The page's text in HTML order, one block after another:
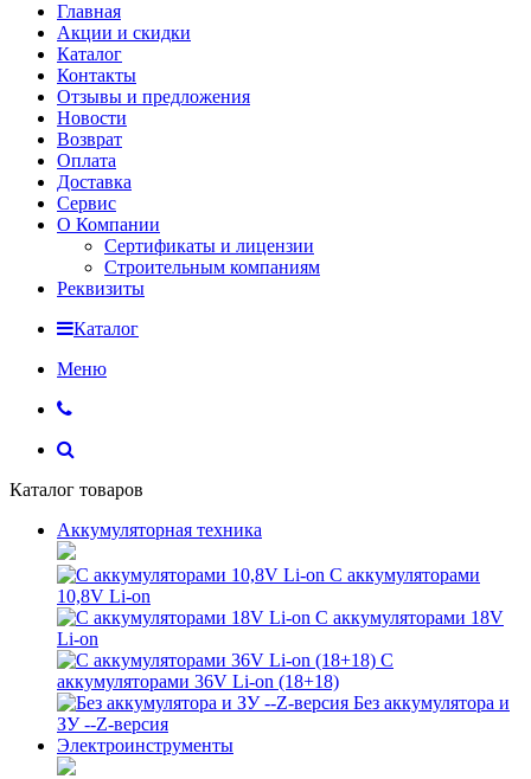
Главная
Акции и скидки
Каталог
Контакты
Отзывы и предложения
Новости
Возврат
Оплата
Доставка
Сервис
О Компании
Сертификаты и лицензии
Строительным компаниям
Реквизиты
Каталог
Меню
Каталог товаров
Аккумуляторная техника
С аккумуляторами
10,8V Li-on
С аккумуляторами 18V
Li-on
С
аккумуляторами 36V Li-on (18+18)
Без аккумулятора и
ЗУ --Z-версия
Электроинструменты